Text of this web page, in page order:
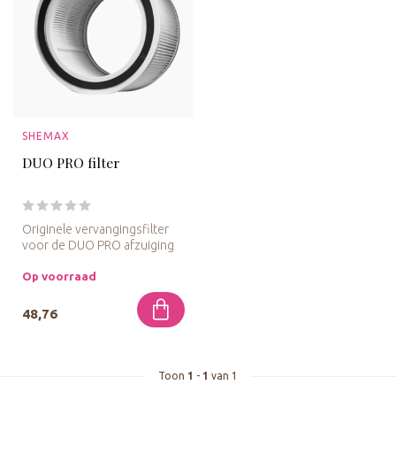
SHEMAX
DUO PRO filter
Originele vervangingsfilter
voor de DUO PRO afzuiging
voor...
Op voorraad
48,76
Toon 1 - 1 van 1